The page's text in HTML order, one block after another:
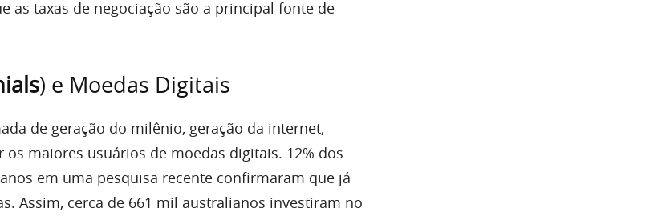
as taxas de negociação são a principal fonte de
) e Moedas Digitais
de geração do milênio, geração da internet,
os maiores usuários de moedas digitais. 12% dos
em uma pesquisa recente confirmaram que já
Assim, cerca de 661 mil australianos investiram no